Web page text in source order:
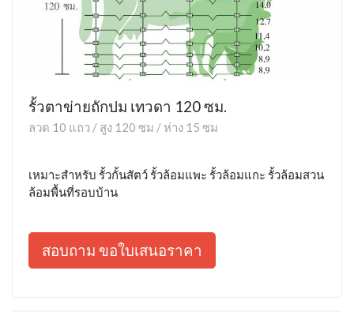
รั้วตาข่ายถักปม เทวดา 120 ซม.
ลวด 10 แถว / สูง 120 ซม / ห่าง 15 ซม
เหมาะสำหรับ รั้วกั้นสัตว์ รั้วล้อมแพะ รั้วล้อมแกะ รั้วล้อมสวน
ล้อมพื้นที่รอบบ้าน
สอบถาม ขอใบเสนอราคา